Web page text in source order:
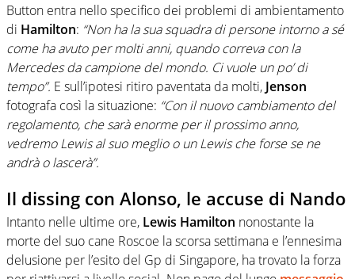
Button entra nello specifico dei problemi di ambientamento
di Hamilton: “Non ha la sua squadra di persone intorno a sé
come ha avuto per molti anni, quando correva con la
Mercedes da campione del mondo. Ci vuole un po’ di
tempo”. E sull’ipotesi ritiro paventata da molti, Jenson
fotografa così la situazione: “Con il nuovo cambiamento del
regolamento, che sarà enorme per il prossimo anno,
vedremo Lewis al suo meglio o un Lewis che forse se ne
andrà o lascerà”.
Il dissing con Alonso, le accuse di Nando
Intanto nelle ultime ore, Lewis Hamilton nonostante la
morte del suo cane Roscoe la scorsa settimana e l’ennesima
delusione per l’esito del Gp di Singapore, ha trovato la forza